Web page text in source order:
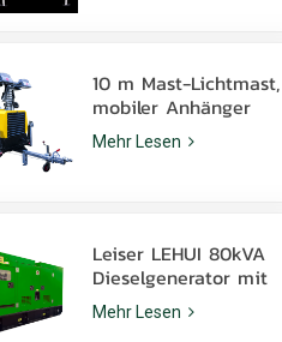
10 m Mast-Lichtmast,
mobiler Anhänger
KLT-10000V,
Überwachung
Mehr Lesen
Leiser LEHUI 80kVA
Dieselgenerator mit
Cummins 4Bta3.9-G11
Motor für den
Mehr Lesen